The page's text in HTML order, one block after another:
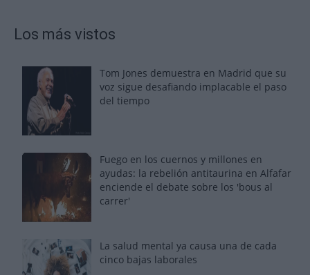
Los más vistos
Tom Jones demuestra en Madrid que su
voz sigue desafiando implacable el paso
del tiempo
Fuego en los cuernos y millones en
ayudas: la rebelión antitaurina en Alfafar
enciende el debate sobre los 'bous al
carrer'
La salud mental ya causa una de cada
cinco bajas laborales